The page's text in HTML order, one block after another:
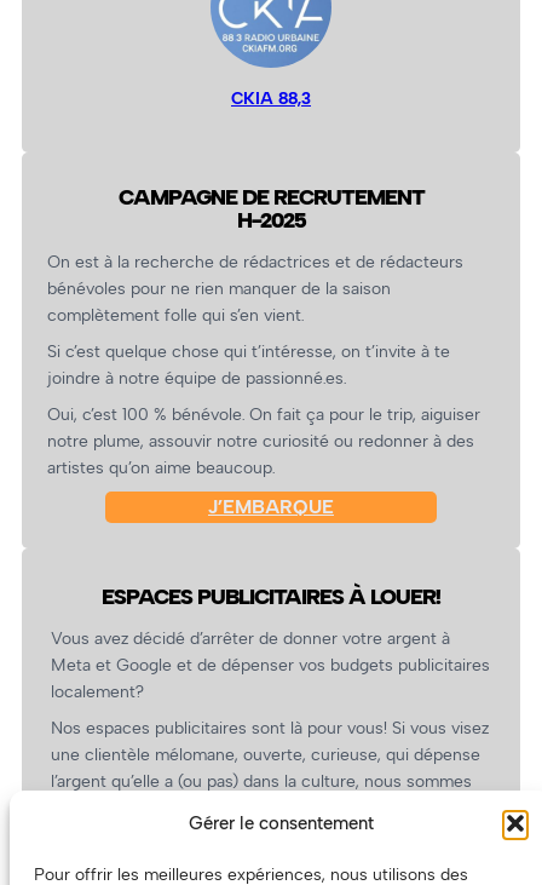
Gérer le consentement
Pour offrir les meilleures expériences, nous utilisons des
CKIA 88,3
CAMPAGNE DE RECRUTEMENT
H-2025
On est à la recherche de rédactrices et de rédacteurs
bénévoles pour ne rien manquer de la saison
complètement folle qui s’en vient.
Si c’est quelque chose qui t’intéresse, on t’invite à te
joindre à notre équipe de passionné.es.
Oui, c’est 100 % bénévole. On fait ça pour le trip, aiguiser
notre plume, assouvir notre curiosité ou redonner à des
artistes qu’on aime beaucoup.
J’EMBARQUE
ESPACES PUBLICITAIRES À LOUER!
Vous avez décidé d’arrêter de donner votre argent à
Meta et Google et de dépenser vos budgets publicitaires
localement?
Nos espaces publicitaires sont là pour vous! Si vous visez
une clientèle mélomane, ouverte, curieuse, qui dépense
l’argent qu’elle a (ou pas) dans la culture, nous sommes
revient.